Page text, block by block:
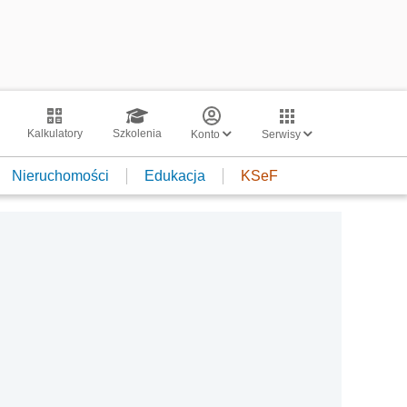
Kalkulatory Szkolenia Konto Serwisy
Nieruchomości Edukacja KSeF